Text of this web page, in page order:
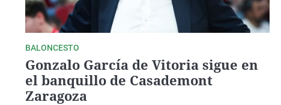
BALONCESTO
Gonzalo García de Vitoria sigue en
el banquillo de Casademont
Zaragoza